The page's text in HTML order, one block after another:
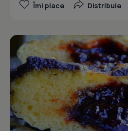
Îmi place Distribuie